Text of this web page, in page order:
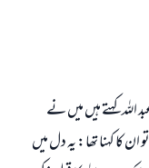
كہتے ہيں ميں نے
كا كہنا تھا: يہ دل ميں